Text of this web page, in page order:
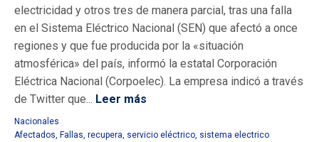
electricidad y otros tres de manera parcial, tras una falla
en el Sistema Eléctrico Nacional (SEN) que afectó a once
regiones y que fue producida por la «situación
atmosférica» del país, informó la estatal Corporación
Eléctrica Nacional (Corpoelec). La empresa indicó a través
de Twitter que... Leer más
Nacionales
Afectados Fallas recupera servicio eléctrico sistema electrico